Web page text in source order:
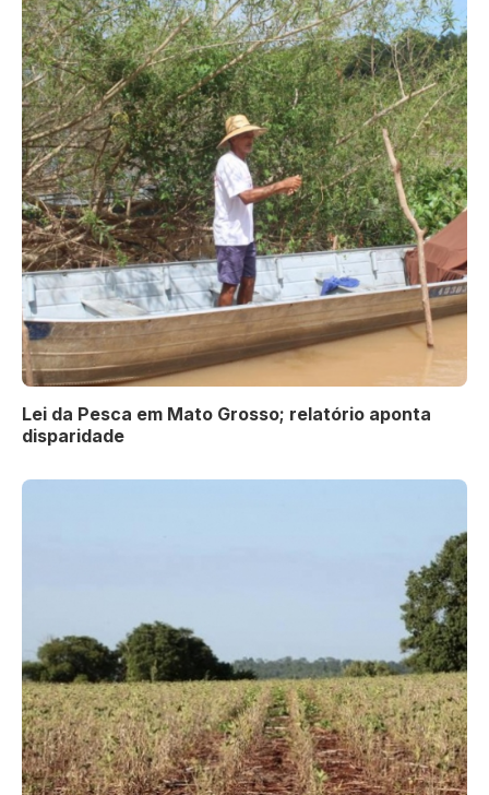
Lei da Pesca em Mato Grosso; relatório aponta
disparidade